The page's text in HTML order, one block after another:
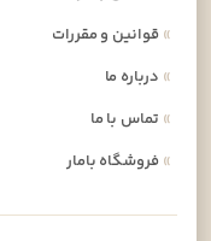
»قوانین و مقررات
»درباره ما
»تماس با ما
»فروشگاه بامار